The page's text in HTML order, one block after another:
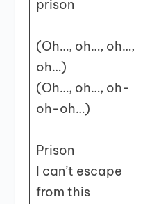
prison
(Oh…, oh…, oh…,
oh…)
(Oh…, oh…, oh-
oh-oh…)
Prison
I can’t escape
from this